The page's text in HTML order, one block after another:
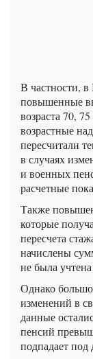
В частности,
повышенные
возраста 70,
возрастные
пересчитали
в случаях
и военных
расчетные
Также
которые
пересчета
начислены
не была
Однако
изменений в
данные
пенсий
подпадает